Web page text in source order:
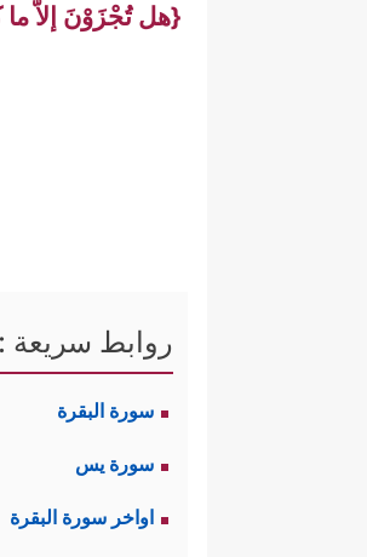
{هل تُجْزَوْنَ إلاَّ ما
روابط سريعة :
سورة البقرة
سورة يس
اواخر سورة البقرة